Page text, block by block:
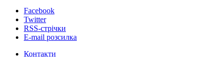
Facebook
Twitter
RSS-стрічки
E-mail розсилка
Контакти